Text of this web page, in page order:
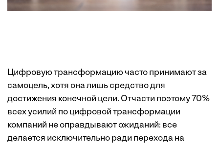
Цифровую трансформацию часто принимают за
самоцель, хотя она лишь средство для
достижения конечной цели. Отчасти поэтому 70%
всех усилий по цифровой трансформации
компаний не оправдывают ожиданий: все
делается исключительно ради перехода на